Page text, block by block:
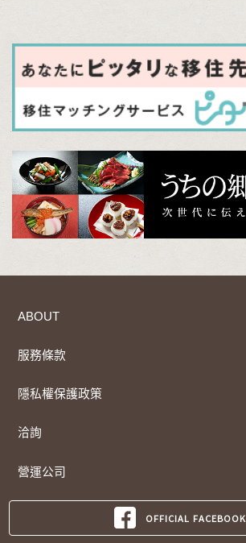
ABOUT
服務條款
隱私權保護政策
洽詢
營運公司
OFFICIAL FACEBOOK